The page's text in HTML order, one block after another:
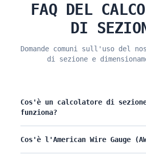
FAQ DEL
DI
Domande comuni sull'uso del
di sezione e
Cos'è un calcolatore di sezione
funziona?
Cos'è l'American Wire Gauge